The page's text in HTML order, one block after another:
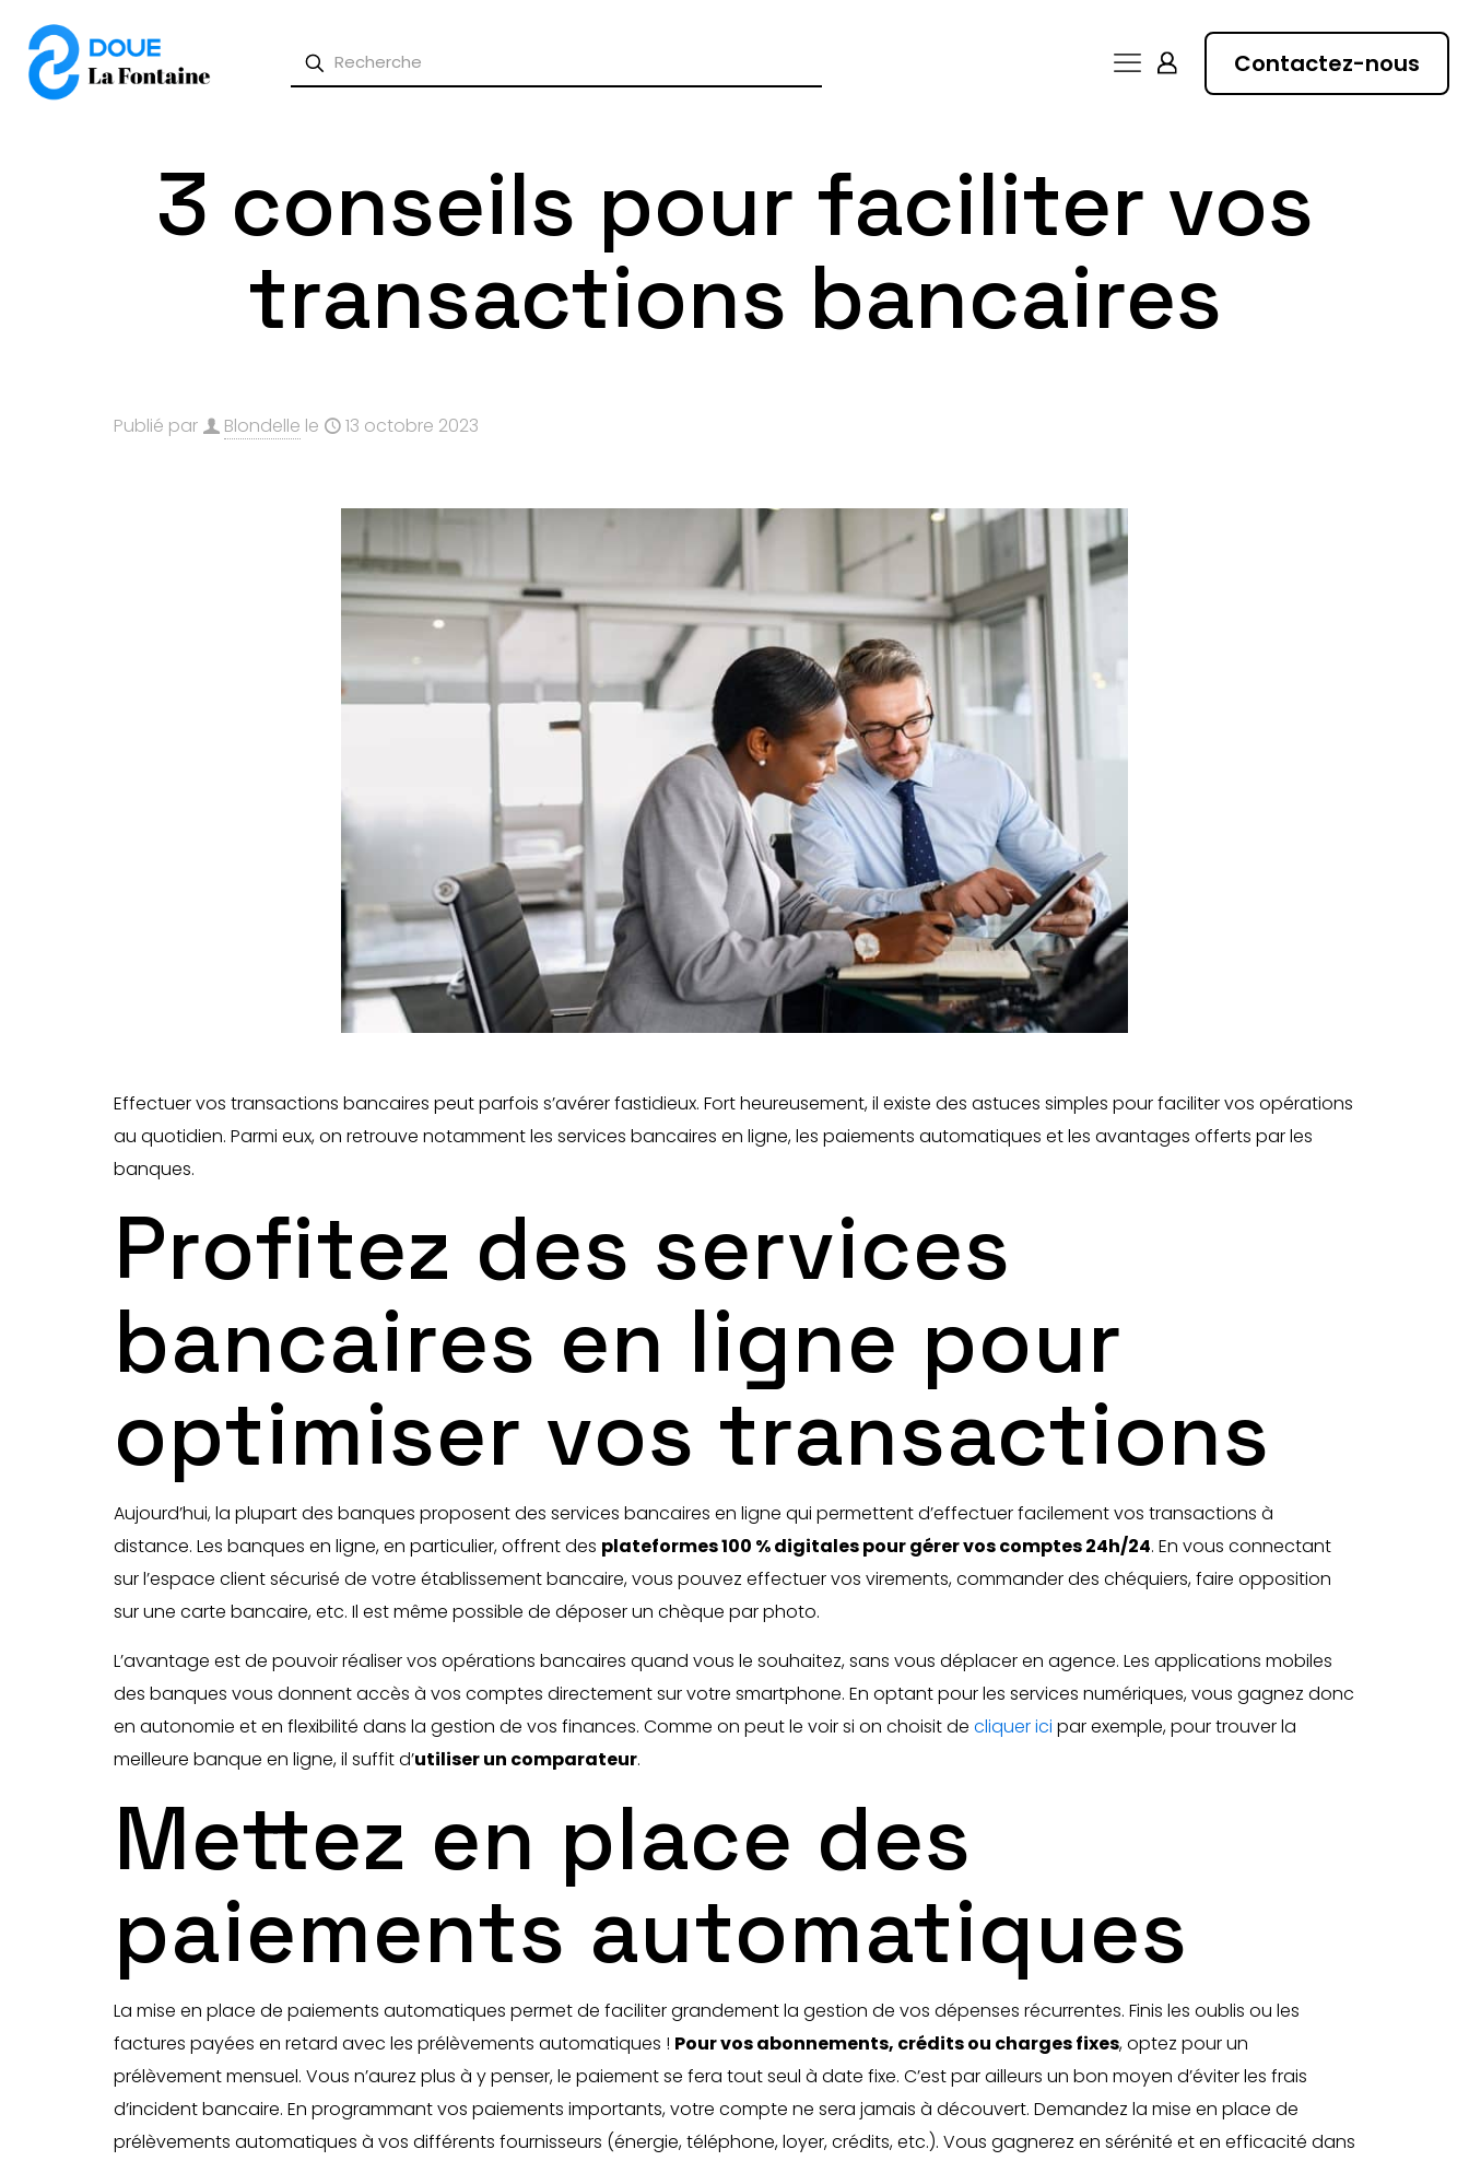
Contactez-nous
3 conseils pour faciliter vos
transactions bancaires
Publié par Blondelle le 13 octobre 2023
Effectuer vos transactions bancaires peut parfois s’avérer fastidieux. Fort heureusement, il existe des astuces simples pour faciliter vos opérations
au quotidien. Parmi eux, on retrouve notamment les services bancaires en ligne, les paiements automatiques et les avantages offerts par les
banques.
Profitez des services
bancaires en ligne pour
optimiser vos transactions
Aujourd’hui, la plupart des banques proposent des services bancaires en ligne qui permettent d’effectuer facilement vos transactions à
distance. Les banques en ligne, en particulier, offrent des plateformes 100 % digitales pour gérer vos comptes 24h/24. En vous connectant
sur l’espace client sécurisé de votre établissement bancaire, vous pouvez effectuer vos virements, commander des chéquiers, faire opposition
sur une carte bancaire, etc. Il est même possible de déposer un chèque par photo.
L’avantage est de pouvoir réaliser vos opérations bancaires quand vous le souhaitez, sans vous déplacer en agence. Les applications mobiles
des banques vous donnent accès à vos comptes directement sur votre smartphone. En optant pour les services numériques, vous gagnez donc
en autonomie et en flexibilité dans la gestion de vos finances. Comme on peut le voir si on choisit de cliquer ici par exemple, pour trouver la
meilleure banque en ligne, il suffit d’utiliser un comparateur.
Mettez en place des
paiements automatiques
La mise en place de paiements automatiques permet de faciliter grandement la gestion de vos dépenses récurrentes. Finis les oublis ou les
factures payées en retard avec les prélèvements automatiques ! Pour vos abonnements, crédits ou charges fixes, optez pour un
prélèvement mensuel. Vous n’aurez plus à y penser, le paiement se fera tout seul à date fixe. C’est par ailleurs un bon moyen d’éviter les frais
d’incident bancaire. En programmant vos paiements importants, votre compte ne sera jamais à découvert. Demandez la mise en place de
prélèvements automatiques à vos différents fournisseurs (énergie, téléphone, loyer, crédits, etc.). Vous gagnerez en sérénité et en efficacité dans